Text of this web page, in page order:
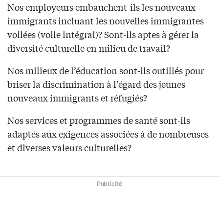
Nos employeurs embauchent-ils les nouveaux
immigrants incluant les nouvelles immigrantes
voilées (voile intégral)? Sont-ils aptes à gérer la
diversité culturelle en milieu de travail?
Nos milieux de l’éducation sont-ils outillés pour
briser la discrimination à l’égard des jeunes
nouveaux immigrants et réfugiés?
Nos services et programmes de santé sont-ils
adaptés aux exigences associées à de nombreuses
et diverses valeurs culturelles?
Publicité